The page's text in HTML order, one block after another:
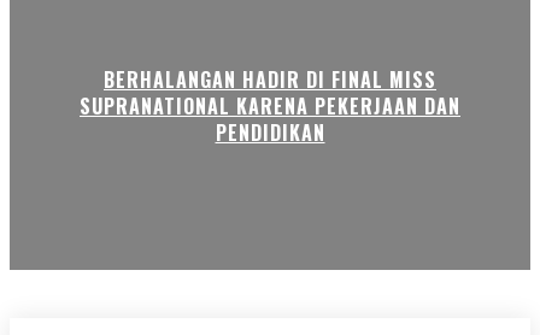
BERHALANGAN HADIR DI FINAL MISS
SUPRANATIONAL KARENA PEKERJAAN DAN
PENDIDIKAN